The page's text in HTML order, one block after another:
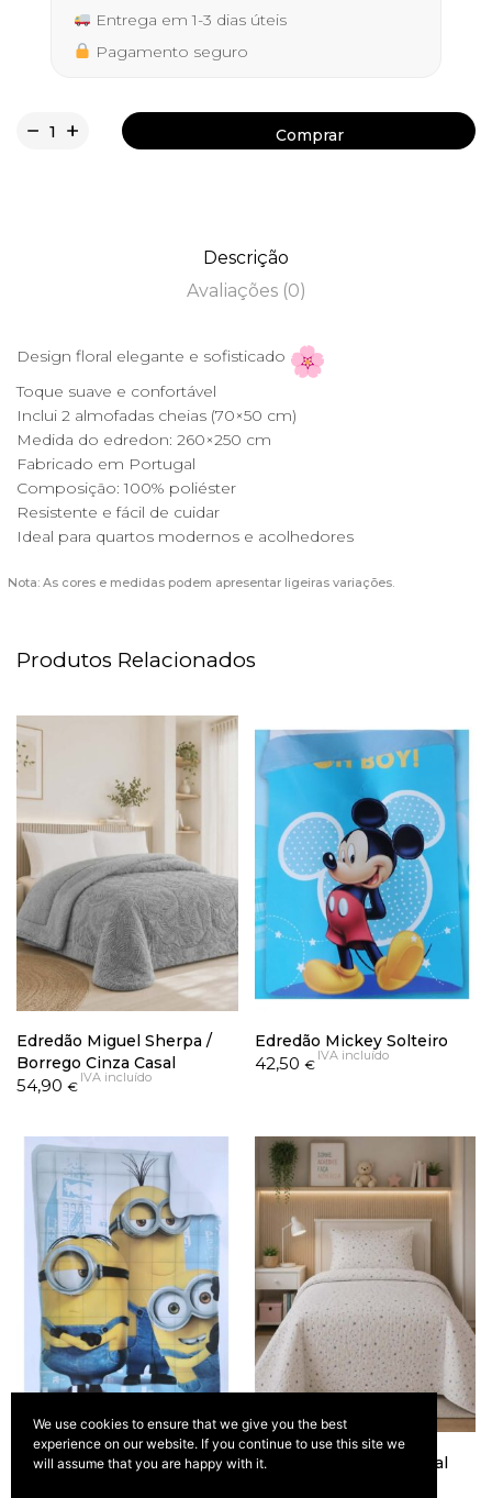
84,50 €.
54,90 €.
Entrega em 1-3 dias úteis
Pagamento seguro
Comprar
Descrição
Avaliações (0)
Design floral elegante e sofisticado
Toque suave e confortável
Inclui 2 almofadas cheias (70×50 cm)
Medida do edredon: 260×250 cm
Fabricado em Portugal
Composição: 100% poliéster
Resistente e fácil de cuidar
Ideal para quartos modernos e acolhedores
Nota: As cores e medidas podem apresentar ligeiras variações.
Produtos Relacionados
Edredão Miguel Sherpa /
Borrego Cinza Casal
54,90 €
IVA incluído
Edredão Mickey Solteiro
42,50 €
IVA incluído
Edredão Minions Solteiro
IVA incluído
Colcha Icelen Clara Vidal
We use cookies to ensure that we give you the best
experience on our website. If you continue to use this site we
will assume that you are happy with it.